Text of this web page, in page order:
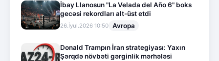
İbay Llanosun "La Velada del Año 6" boks
gecəsi rekordları alt-üst etdi
26.İyul.2026 10:50 Avropa
Donald Trampın İran strategiyası: Yaxın
Şərqdə növbəti gərginlik mərhələsi